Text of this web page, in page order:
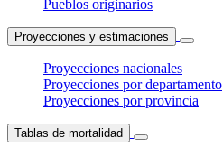
Pueblos originarios
Proyecciones y estimaciones
Proyecciones nacionales
Proyecciones por departamento
Proyecciones por provincia
Tablas de mortalidad